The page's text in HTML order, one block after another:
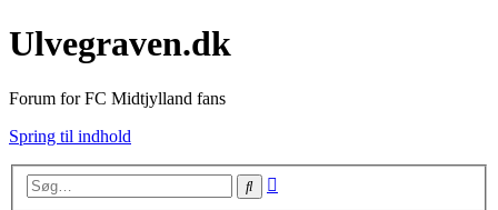
Ulvegraven.dk
Forum for FC Midtjylland fans
Spring til indhold
Søg